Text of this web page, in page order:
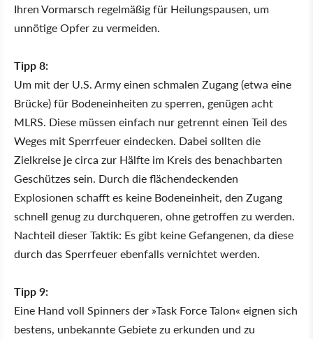
Ihren Vormarsch regelmäßig für Heilungspausen, um
unnötige Opfer zu vermeiden.
Tipp 8:
Um mit der U.S. Army einen schmalen Zugang (etwa eine
Brücke) für Bodeneinheiten zu sperren, genügen acht
MLRS. Diese müssen einfach nur getrennt einen Teil des
Weges mit Sperrfeuer eindecken. Dabei sollten die
Zielkreise je circa zur Hälfte im Kreis des benachbarten
Geschützes sein. Durch die flächendeckenden
Explosionen schafft es keine Bodeneinheit, den Zugang
schnell genug zu durchqueren, ohne getroffen zu werden.
Nachteil dieser Taktik: Es gibt keine Gefangenen, da diese
durch das Sperrfeuer ebenfalls vernichtet werden.
Tipp 9:
Eine Hand voll Spinners der »Task Force Talon« eignen sich
bestens, unbekannte Gebiete zu erkunden und zu